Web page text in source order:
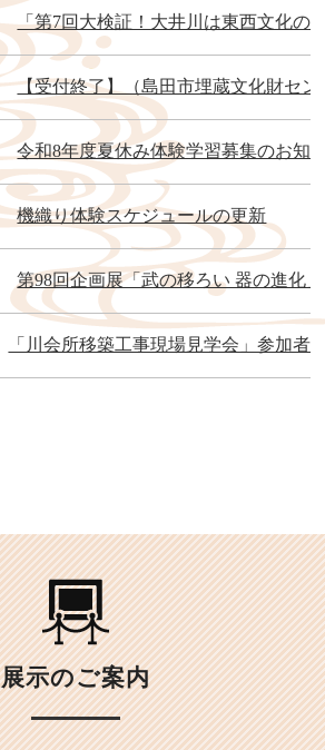
「第7回大検証！大井川は東西文化の
【受付終了】（島田市埋蔵文化財セ
令和8年度夏休み体験学習募集のお知
機織り体験スケジュールの更新
第98回企画展「武の移ろい 器の進化」
「川会所移築工事現場見学会」参加者
展示のご案内